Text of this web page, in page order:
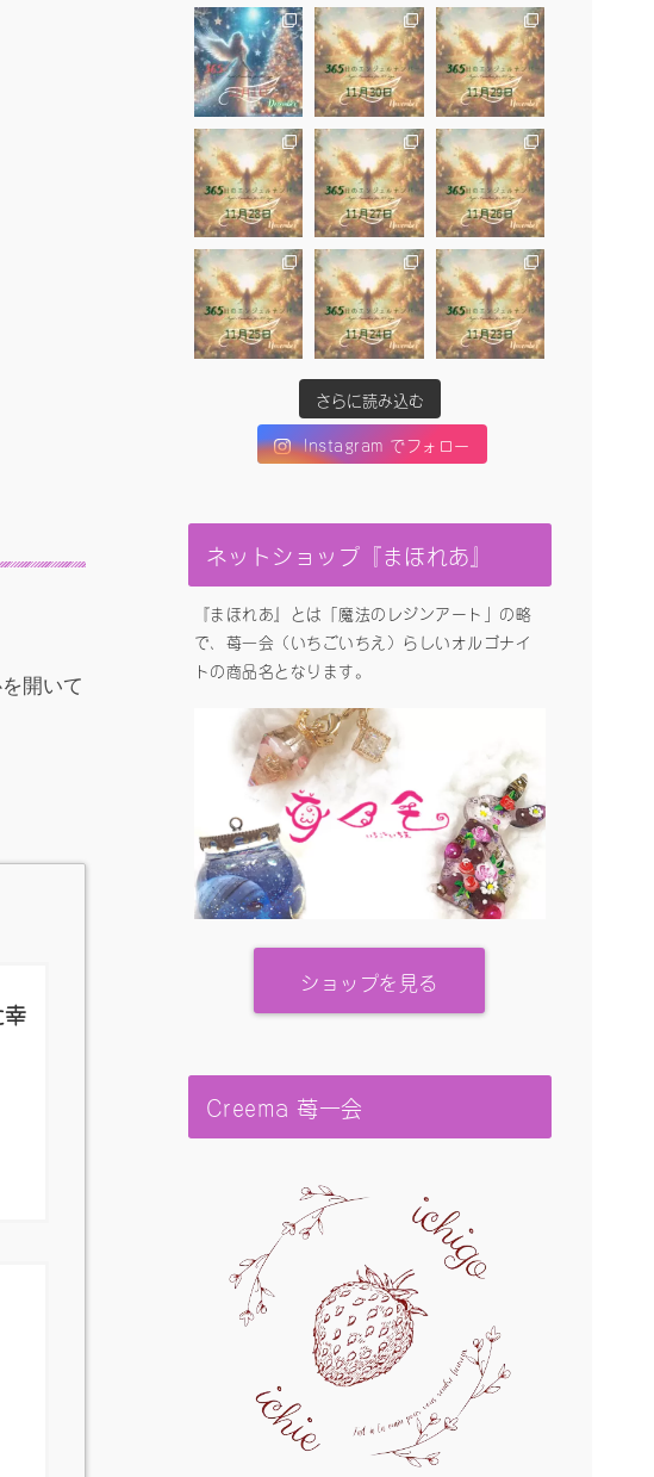
開いて
さらに読み込む
Instagram でフォロー
ネットショップ『まほれあ』
『まほれあ』とは「魔法のレジンアート」の略
で、苺一会（いちごいちえ）らしいオルゴナイ
トの商品名となります。
ショップを見る
Creema 苺一会